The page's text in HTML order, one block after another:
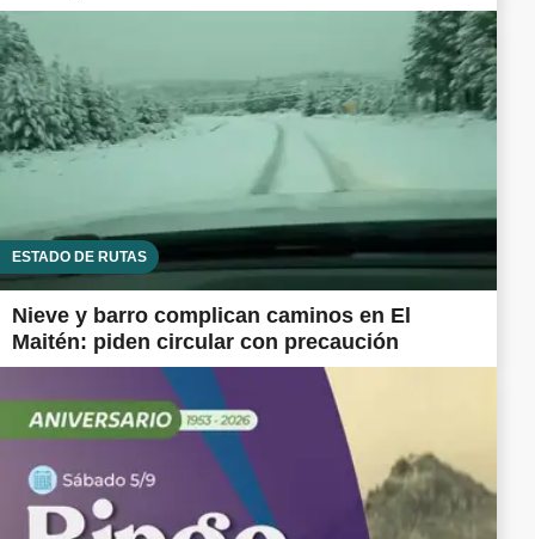
ESTADO DE RUTAS
Nieve y barro complican caminos en El
Maitén: piden circular con precaución